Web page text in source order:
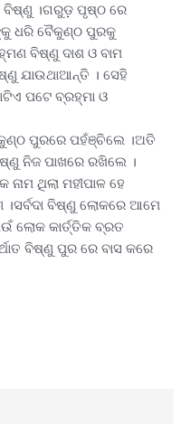
ବିଷ୍ଣୁ ।ଗରୁଡ଼ ପୃଷ୍ଠ ରେ
ଧରି ବୈକୁଣ୍ଠ ପୁରକୁ
ବିଷ୍ଣୁ ଦାଶ ଓ ବାମ
ଯାଉଥାଆନ୍ତି । ସେହି
ପଟେ ବ୍ରହ୍ମା ଓ
ପୁରରେ ପହଁଞ୍ଚିଲେ ।ଅତି
ନିଜ ପାଖରେ ରଖିଲେ ।
ନାମ ଥିଲା ମହୀପାଳ ହେ
ବିଷ୍ଣୁ ଲୋକରେ ଆମେ
ଲୋକ କାର୍ତ୍ତିକ ବ୍ରତ
ବିଷ୍ଣୁ ପୁର ରେ ବାସ କରେ